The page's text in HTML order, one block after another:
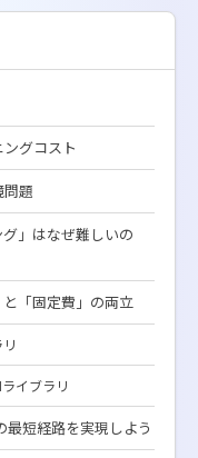
グコスト
題
」はなぜ難しいの
「固定費」の両立
イブラリ
短経路を実現しよう